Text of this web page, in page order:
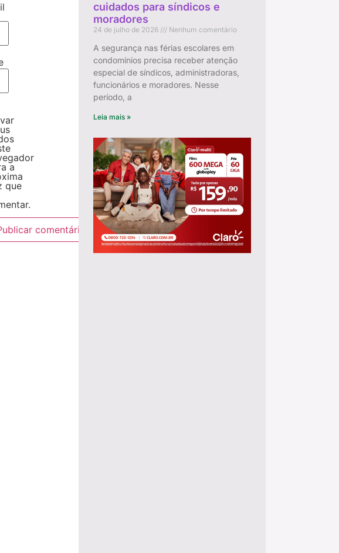
a
que
cuidados para síndicos e
moradores
24 de julho de 2026 Nenhum comentário
A segurança nas férias escolares em
condomínios precisa receber atenção
especial de síndicos, administradoras,
funcionários e moradores. Nesse
período, a
Leia mais »